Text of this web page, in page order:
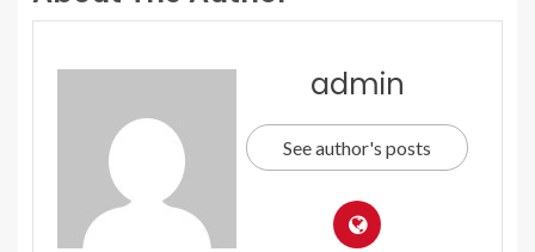
admin
See author's posts